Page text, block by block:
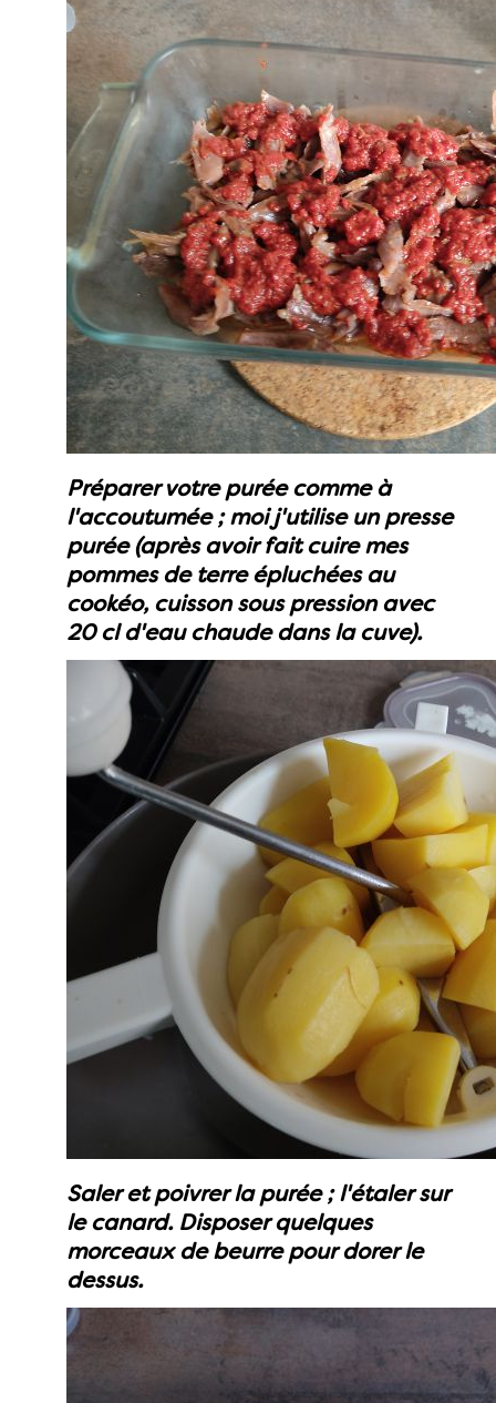
Préparer votre purée comme à
l'accoutumée ; moi j'utilise un presse
purée (après avoir fait cuire mes
pommes de terre épluchées au
cookéo, cuisson sous pression avec
20 cl d'eau chaude dans la cuve).
Saler et poivrer la purée ; l'étaler sur
le canard. Disposer quelques
morceaux de beurre pour dorer le
dessus.